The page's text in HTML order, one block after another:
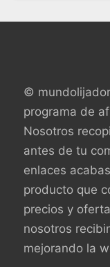
©
programa de
Nosotros
antes de tu
enlaces
producto que
precios y
nosotros
mejorando la